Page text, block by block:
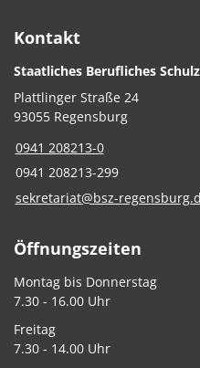
Kontakt
Staatliches Berufliches
Plattlinger Straße 24
93055 Regensburg
0941 208213-0
0941 208213-299
sekretariat@bsz-
Öffnungszeiten
Montag bis Donnerstag
7.30 - 16.00 Uhr
Freitag
7.30 - 14.00 Uhr